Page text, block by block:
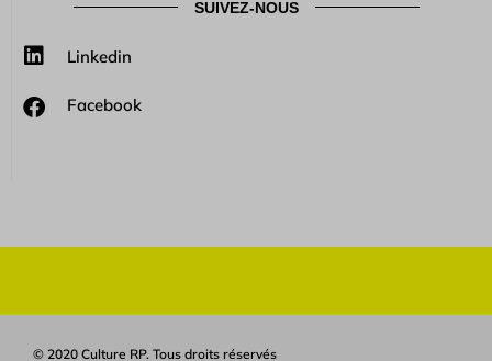
SUIVEZ-NOUS
Linkedin
Facebook
© 2020 Culture RP. Tous droits réservés